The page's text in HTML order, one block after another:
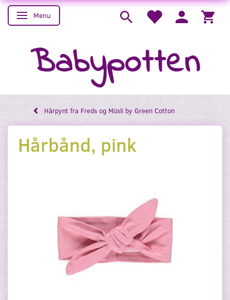
Skifte navigation
Menu
Babypotten
Hårpynt fra Freds og Müsli by Green Cotton
Hårbånd, pink